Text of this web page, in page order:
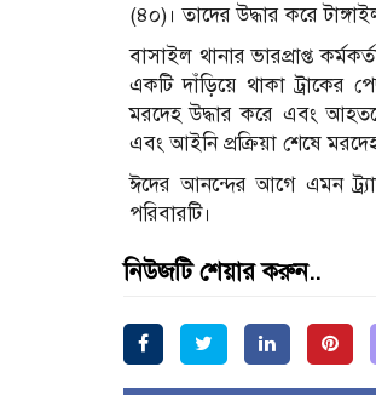
(৪০)। তাদের উদ্ধার করে
বাসাইল থানার ভারপ্রাপ্ত
একটি দাঁড়িয়ে থাকা ট্রাকের
মরদেহ উদ্ধার করে এবং
এবং আইনি প্রক্রিয়া শেষে
ঈদের আনন্দের আগে এমন
পরিবারটি।
নিউজটি শেয়ার করুন..